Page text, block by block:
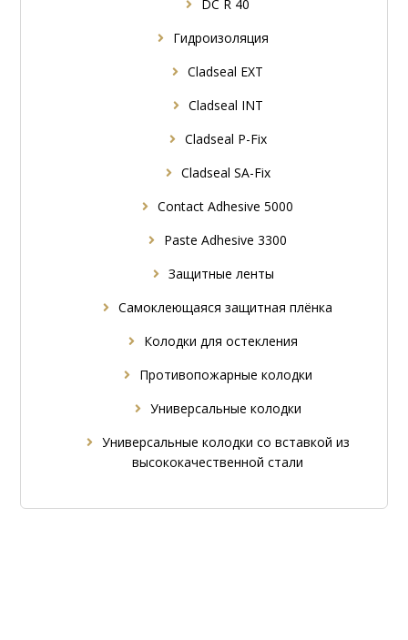
DC R 40
Гидроизоляция
Cladseal EXT
Cladseal INT
Cladseal P-Fix
Cladseal SA-Fix
Contact Adhesive 5000
Paste Adhesive 3300
Защитные ленты
Самоклеющаяся защитная плёнка
Колодки для остекления
Противопожарные колодки
Универсальные колодки
Универсальные колодки со вставкой из
высококачественной стали